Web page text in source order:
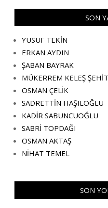
SON
YUSUF TEKİN
ERKAN AYDIN
ŞABAN BAYRAK
MÜKERREM KELEŞ
OSMAN ÇELİK
SADRETTİN HAŞILOĞLU
KADİR SABUNCUOĞLU
SABRİ TOPDAĞI
OSMAN AKTAŞ
NİHAT TEMEL
SON